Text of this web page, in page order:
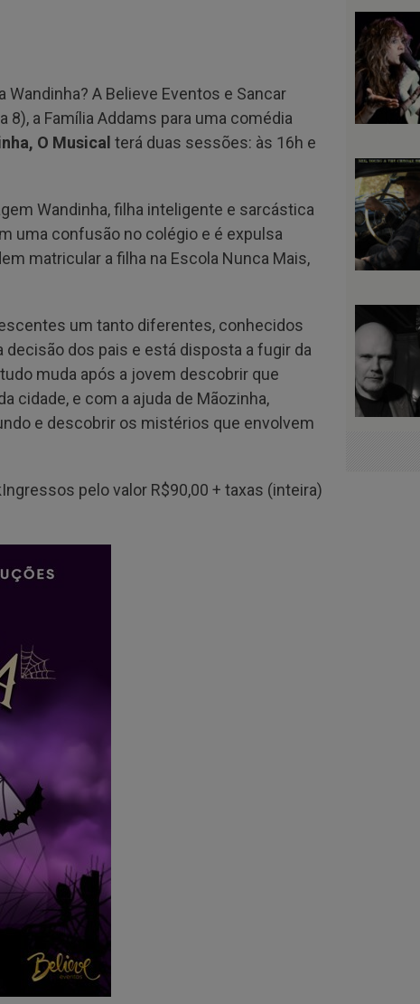
A Believe Eventos e Sancar
a Família Addams para uma comédia
O Musical terá duas sessões: às 16h e
Wandinha, filha inteligente e sarcástica
uma confusão no colégio e é expulsa
matricular a filha na Escola Nunca Mais,
um tanto diferentes, conhecidos
decisão dos pais e está disposta a fugir da
muda após a jovem descobrir que
cidade, e com a ajuda de Mãozinha,
e descobrir os mistérios que envolvem
pelo valor R$90,00 + taxas (inteira)